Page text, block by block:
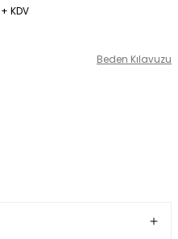
KDV
Beden Kılavuzu